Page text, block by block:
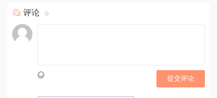
评论 0
提交评论